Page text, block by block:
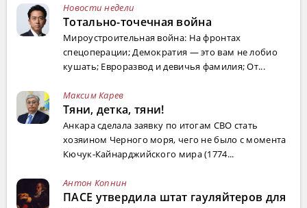
Новости недели
Тотально-точечная война
Мироустроительная война: На фронтах
спецоперации; Демократия — это вам не лобио
кушать; Евроразвод и девичья фамилия; От...
Максим Карев
Тяни, детка, тяни!
Анкара сделала заявку по итогам СВО стать
хозяином Черного моря, чего не было с момента
Кючук-Кайнарджийского мира (1774...
Антон Копнин
ПАСЕ утвердила штат гауляйтеров для